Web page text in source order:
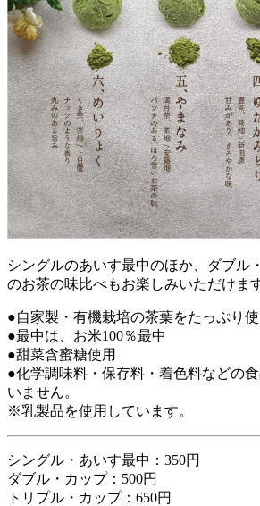
シングルのあいす最中のほか、ダブル
のお茶の味比べもお楽しみいただけま
●自家製・有機栽培の茶葉をたっぷり使
●最中は、お米100％最中
●甜菜含蜜糖使用
●化学調味料・保存料・着色料などの
いません。
※乳製品を使用しています。
シングル・あいす最中：350円
ダブル・カップ：500円
トリプル・カップ：650円